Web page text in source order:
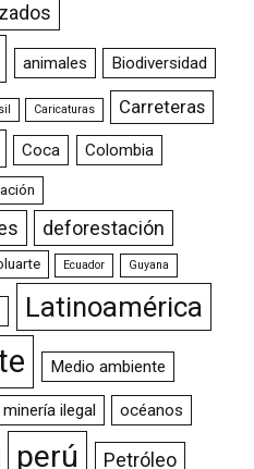
animales Biodiversidad
Caricaturas Carreteras
Coca Colombia
deforestación
Ecuador Guyana
Latinoamérica
Medio ambiente
minería ilegal océanos
perú Petróleo